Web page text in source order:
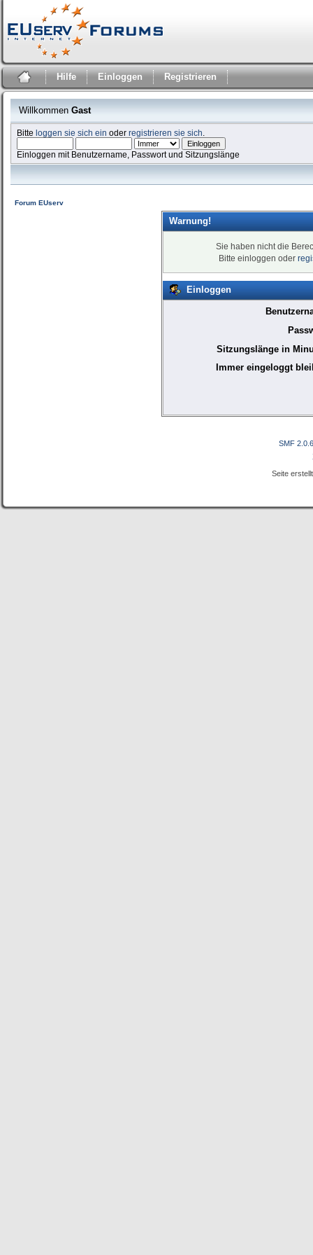
Hilfe Einloggen Registrieren
Willkommen Gast
Bitteloggen sie sich ein oderregistrieren sie sich
Einloggen mit Benutzername, Passwort und Sitzungslänge
Forum EUserv
Warnung!
Sie haben nicht die
Bitte einloggen oder
Einloggen
Sitzungslänge in
Immer eingeloggt
SMF 2.0.6
Seite